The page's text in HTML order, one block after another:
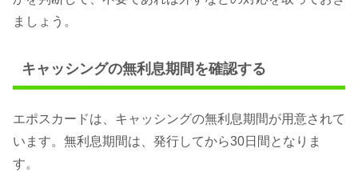
ましょう。
キャッシングの無利息期間を確認する
エポスカードは、キャッシングの無利息期間が用意されて
います。無利息期間は、発行してから30日間となりま
す。